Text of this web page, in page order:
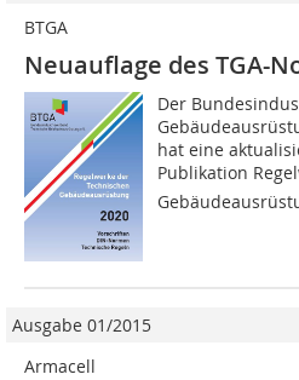
BTGA
Neuauflage des TGA-
Der
hat eine
Publikation
Ausgabe 01/2015
Armacell